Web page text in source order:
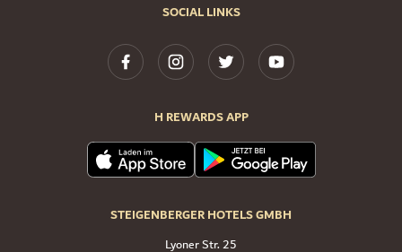
SOCIAL LINKS
H REWARDS APP
STEIGENBERGER HOTELS GMBH
Lyoner Str. 25